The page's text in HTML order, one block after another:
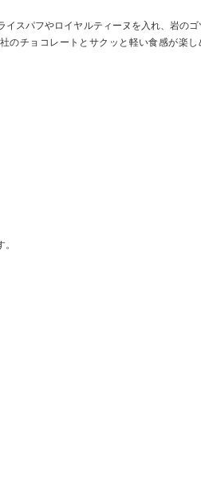
スパフやロイヤルティーヌを入れ、岩のゴ
のチョコレートとサクッと軽い食感が楽し